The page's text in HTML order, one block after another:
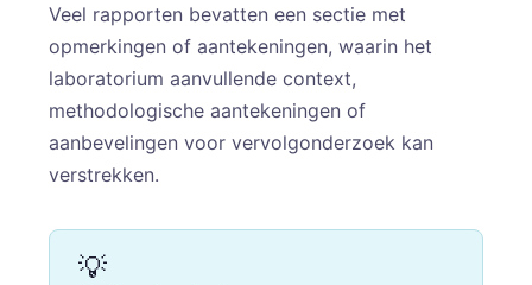
Veel rapporten bevatten een sectie met
opmerkingen of aantekeningen, waarin het
laboratorium aanvullende context,
methodologische aantekeningen of
aanbevelingen voor vervolgonderzoek kan
verstrekken.
💡